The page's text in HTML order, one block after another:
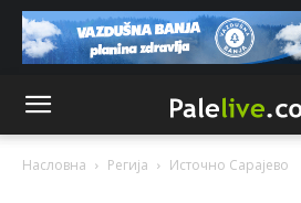
Насловна Регија Источно Сарајево